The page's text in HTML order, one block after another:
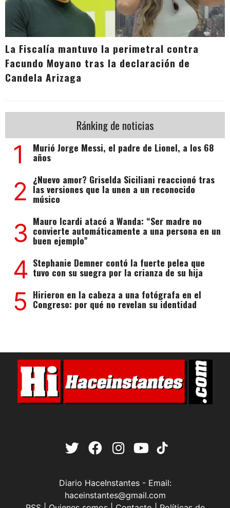
La Fiscalía mantuvo la perimetral contra
Facundo Moyano tras la declaración de
Candela Arizaga
Ránking de noticias
1 Murió Jorge Messi, el padre de Lionel, a los 68
años
2 ¿Nuevo amor? Griselda Siciliani reaccionó tras
las versiones que la unen a un reconocido
músico
3 Mauro Icardi atacó a Wanda: “Ser madre no
convierte automáticamente a una persona en un
buen ejemplo”
4 Stephanie Demner contó la fuerte pelea que
tuvo con su suegra por la crianza de su hija
5 Hirieron en la cabeza a una fotógrafa en el
Congreso: por qué no revelan su identidad
Diario HaceInstantes - Email:
haceinstantes@gmail.com